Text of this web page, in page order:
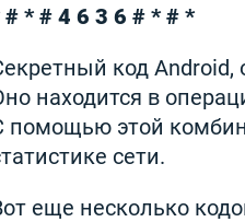
# * # 4 6 3 6 # * # *
код
находится в
помощью этой
сети.
еще несколько